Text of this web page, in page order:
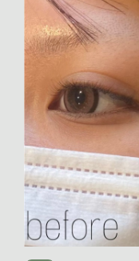
2026年1月 [7]
2025年12月 [7]
2025年11月 [12]
2025年10月 [16]
2025年9月 [15]
2025年8月 [13]
2025年7月 [19]